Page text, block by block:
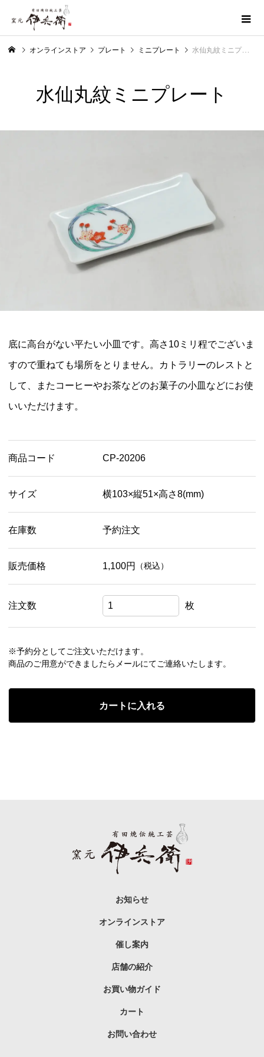
オンラインストア プレート ミニプレート 水仙丸紋ミニプレート
水仙丸紋ミニプレート
底に高台がない平たい小皿です。高さ10ミリ程でございま
すので重ねても場所をとりません。カトラリーのレストと
して、またコーヒーやお茶などのお菓子の小皿などにお使
いいただけます。
商品コード CP-20206
サイズ 横103×縦51×高さ8(mm)
在庫数 予約注文
販売価格 1,100円 （税込）
注文数 枚
※予約分としてご注文いただけます。
商品のご用意ができましたらメールにてご連絡いたします。
お知らせ
オンラインストア
催し案内
店舗の紹介
お買い物ガイド
カート
お問い合わせ